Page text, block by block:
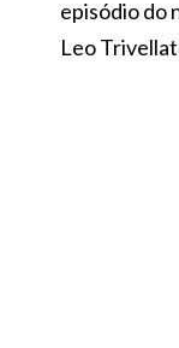
episódio do
Leo